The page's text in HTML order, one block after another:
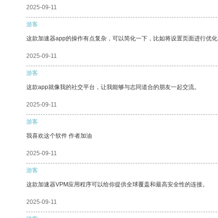
2025-09-11
游客
这款加速器app的操作有点复杂，可以简化一下，比如将设置页面进行优
2025-09-11
游客
这款app就像我的社交平台，让我能够与志同道合的朋友一起交流。
2025-09-11
游客
我喜欢这个软件 作者加油
2025-09-11
游客
这款加速器VPM应用程序可以给你提供全球覆盖和最高安全性的连接。
2025-09-11